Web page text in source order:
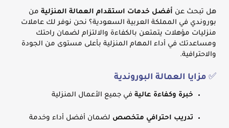
هل تبحث عن أفضل خدمات استقدام العمالة المنزلية من
بوروندي في المملكة العربية السعودية؟ نحن نوفر لك عاملات
منزليات مؤهلات يتمتعن بالكفاءة والالتزام لضمان راحتك
ومساعدتك في أداء المهام المنزلية بأعلى مستوى من الجودة
والاحترافية.
✅ مزايا العمالة البوروندية
خبرة وكفاءة عالية في جميع الأعمال المنزلية
تدريب احترافي متخصص لضمان أفضل أداء وخدمة